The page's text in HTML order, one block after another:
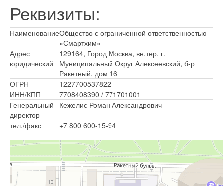
Реквизиты:
НаименованиеОбщество с ограниченной ответственностью
«Смартхим»
Адрес
юридический
129164, Город Москва, вн.тер. г.
Муниципальный Округ Алексеевский, б-р
Ракетный, дом 16
ОГРН
1227700537822
ИНН/КПП
7708408390 / 771701001
Генеральный
директор
Кежелис Роман Александрович
тел./факс +7 800 600-15-94